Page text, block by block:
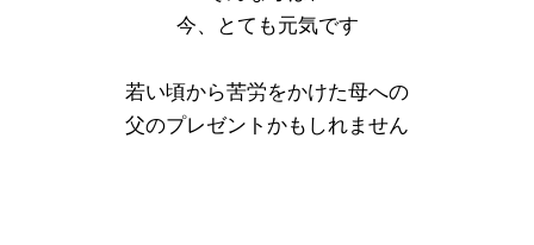
今、とても元気です
若い頃から苦労をかけた母への
父のプレゼントかもしれません